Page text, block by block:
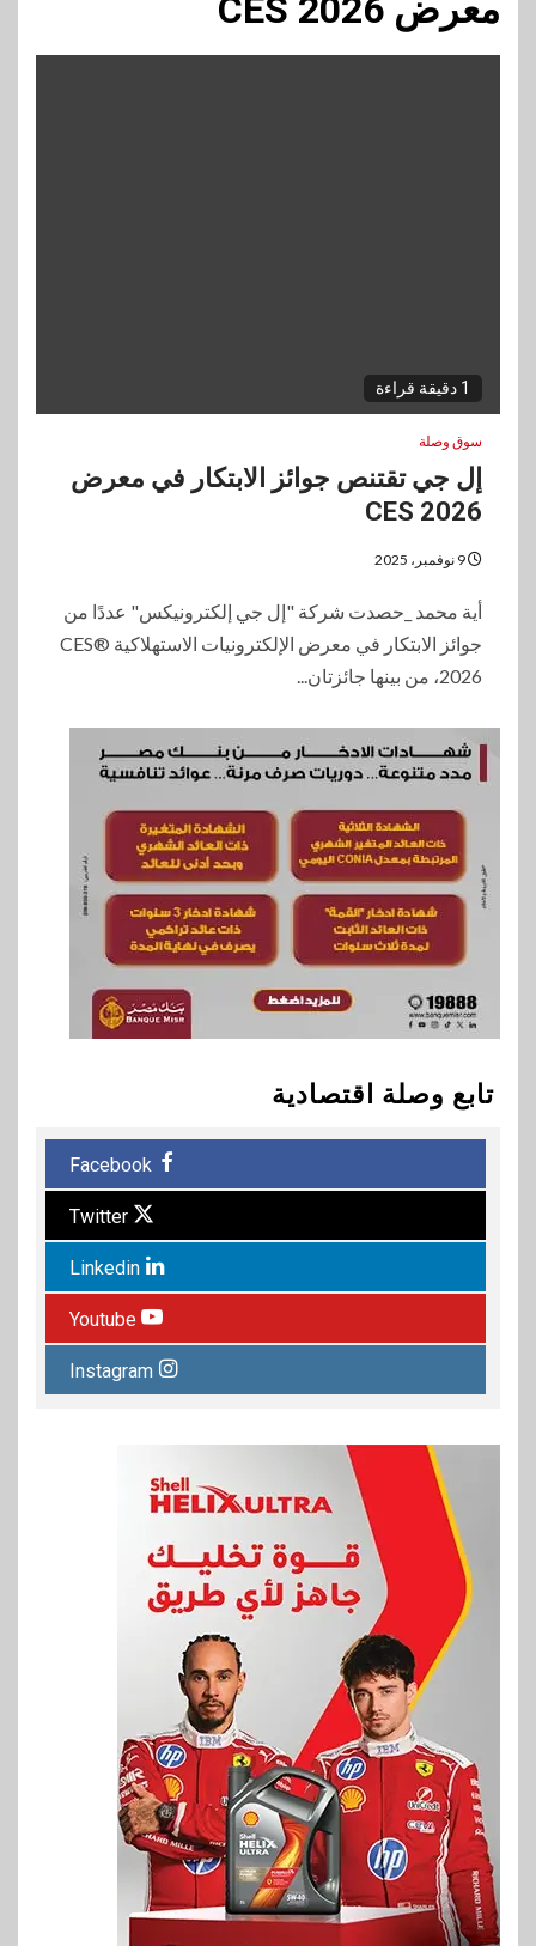
معرض CES 2026
1 دقيقة قراءة
سوق وصلة
إل جي تقتنص جوائز الابتكار في معرض
CES 2026
أية محمد _حصدت شركة "إل جي إلكترونيكس" عددًا من
جوائز الابتكار في معرض الإلكترونيات الاستهلاكية CES®
2026، من بينها جائزتان...
تابع وصلة اقتصادية
Facebook
Twitter
Linkedin
Youtube
Instagram